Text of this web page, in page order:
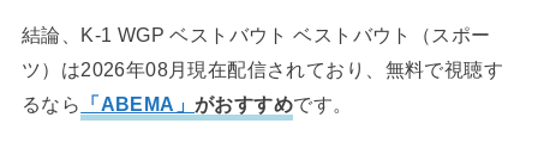
結論、K-1 WGP ベストバウト ベストバウト（スポー
ツ）は2026年08月現在配信されており、無料で視聴す
るなら
「ABEMA」がおすすめです。